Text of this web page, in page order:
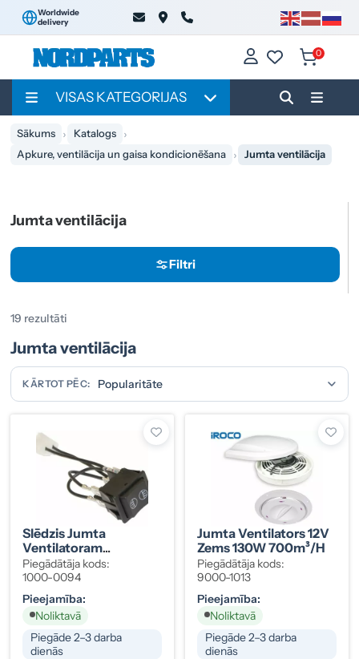
Worldwide
delivery
0
VISAS KATEGORIJAS
Sākums
Katalogs
Apkure, ventilācija un gaisa kondicionēšana
Jumta ventilācija
Jumta ventilācija
Filtri
19 rezultāti
Jumta ventilācija
KĀRTOT PĒC:
Slēdzis Jumta
Ventilatoram
Montāžas Caurumam
22x31mm
Piegādātāja kods:
1000-0094
Pieejamība:
Noliktavā
Piegāde 2–3 darba
dienās
Jumta Ventilators 12V
Zems 130W 700m³/h
Piegādātāja kods:
9000-1013
Pieejamība:
Noliktavā
Piegāde 2–3 darba
dienās